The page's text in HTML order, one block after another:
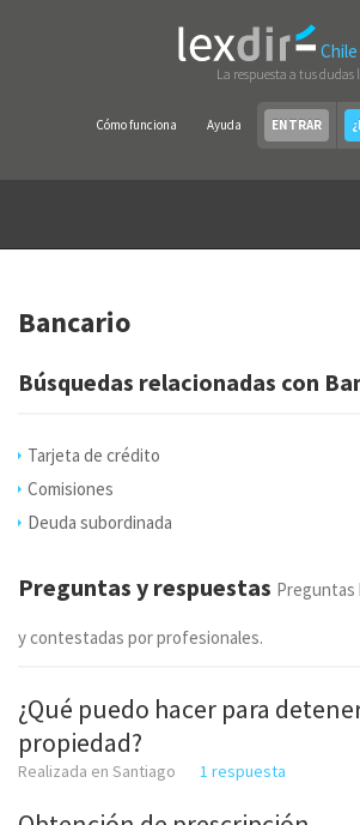
Chile
La respuesta a tus dudas
Cómo funciona Ayuda ENTRAR
Bancario
Búsquedas relacionadas con
Tarjeta de crédito
Comisiones
Deuda subordinada
Preguntas y respuestas Preguntas
y contestadas por profesionales.
¿Qué puedo hacer para
propiedad?
Realizada en Santiago 1 respuesta